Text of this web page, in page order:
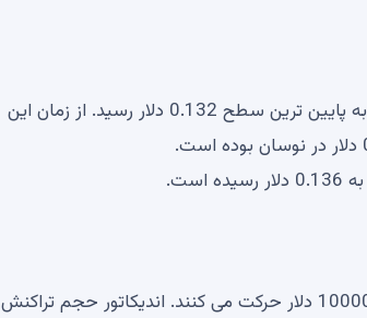
قیمت Dogecoin متعاقباً با کاهش سود مواجه شد و در 23 اکتبر قبل از بهبودی به پایین ترین سطح 0.132 دلار رسید. از زمان این
طبق گفته IntoTheBlock، تراکنش های بزرگ تراکنش هایی هستند که بیش از 100000 دلار حرکت می کنند. اندیکاتور حجم تراکنش